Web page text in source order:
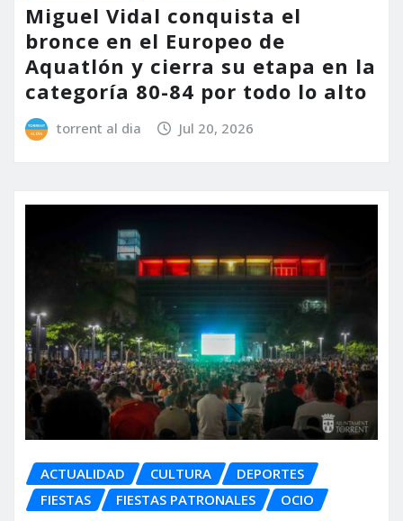
Miguel Vidal conquista el
bronce en el Europeo de
Aquatlón y cierra su etapa en la
categoría 80-84 por todo lo alto
torrent al dia Jul 20, 2026
ACTUALIDAD CULTURA
DEPORTES
FIESTAS
FIESTAS PATRONALES OCIO